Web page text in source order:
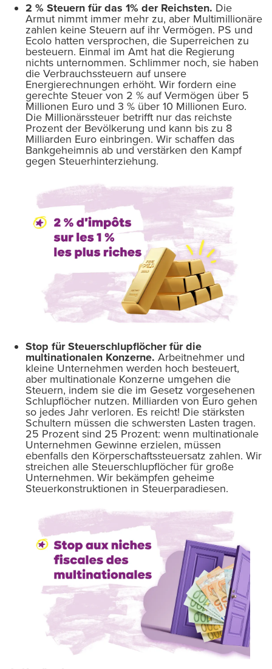
2 % Steuern für das 1% der Reichsten. Die
Armut nimmt immer mehr zu, aber Multimillionäre
zahlen keine Steuern auf ihr Vermögen. PS und
Ecolo hatten versprochen, die Superreichen zu
besteuern. Einmal im Amt hat die Regierung
nichts unternommen. Schlimmer noch, sie haben
die Verbrauchssteuern auf unsere
Energierechnungen erhöht. Wir fordern eine
gerechte Steuer von 2 % auf Vermögen über 5
Millionen Euro und 3 % über 10 Millionen Euro.
Die Millionärssteuer betrifft nur das reichste
Prozent der Bevölkerung und kann bis zu 8
Milliarden Euro einbringen. Wir schaffen das
Bankgeheimnis ab und verstärken den Kampf
gegen Steuerhinterziehung.
Stop für Steuerschlupflöcher für die
multinationalen Konzerne. Arbeitnehmer und
kleine Unternehmen werden hoch besteuert,
aber multinationale Konzerne umgehen die
Steuern, indem sie die im Gesetz vorgesehenen
Schlupflöcher nutzen. Milliarden von Euro gehen
so jedes Jahr verloren. Es reicht! Die stärksten
Schultern müssen die schwersten Lasten tragen.
25 Prozent sind 25 Prozent: wenn multinationale
Unternehmen Gewinne erzielen, müssen
ebenfalls den Körperschaftssteuersatz zahlen. Wir
streichen alle Steuerschlupflöcher für große
Unternehmen. Wir bekämpfen geheime
Steuerkonstruktionen in Steuerparadiesen.